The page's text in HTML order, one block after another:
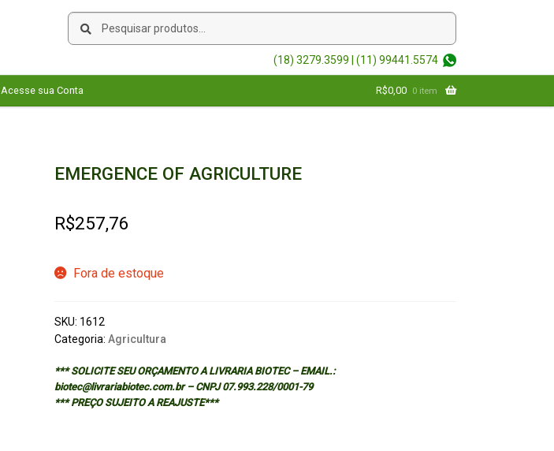
Pesquisar
Pesquisar
(18) 3279.3599 | (11) 99441.5574
Acesse sua Conta R$0,00 0 item
EMERGENCE OF AGRICULTURE
R$257,76
Fora de estoque
SKU: 1612
Categoria: Agricultura
*** SOLICITE SEU ORÇAMENTO A LIVRARIA BIOTEC – EMAIL.:
biotec@livrariabiotec.com.br – CNPJ 07.993.228/0001-79
*** PREÇO SUJEITO A REAJUSTE***